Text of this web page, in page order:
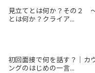
見立てとは何か？その２
とは何か？クライア...
初回面接で何を話す？｜カ
ングのはじめの一言...